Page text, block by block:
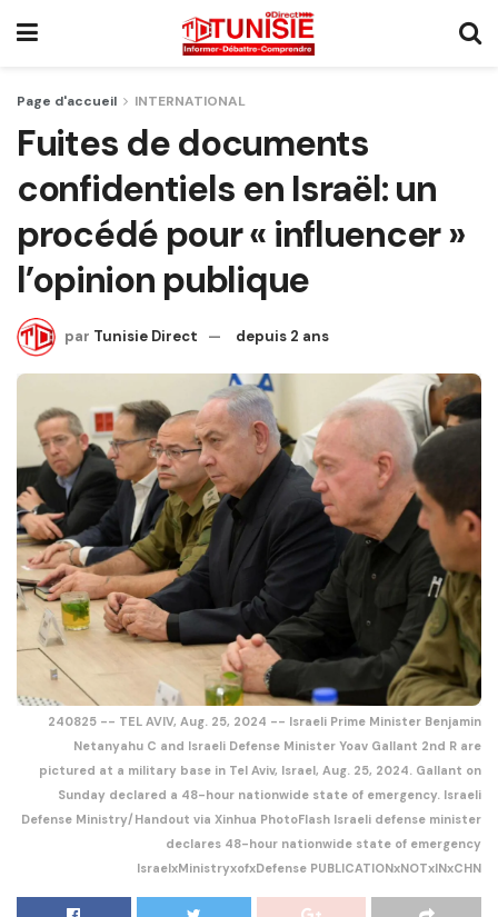
Page d'accueil INTERNATIONAL
Fuites de documents
confidentiels en Israël: un
procédé pour « influencer »
l’opinion publique
par Tunisie Direct depuis 2 ans
240825 -- TEL AVIV, Aug. 25, 2024 -- Israeli Prime Minister Benjamin
Netanyahu C and Israeli Defense Minister Yoav Gallant 2nd R are
pictured at a military base in Tel Aviv, Israel, Aug. 25, 2024. Gallant on
Sunday declared a 48-hour nationwide state of emergency. Israeli
Defense Ministry/Handout via Xinhua PhotoFlash Israeli defense minister
declares 48-hour nationwide state of emergency
IsraelxMinistryxofxDefense PUBLICATIONxNOTxINxCHN